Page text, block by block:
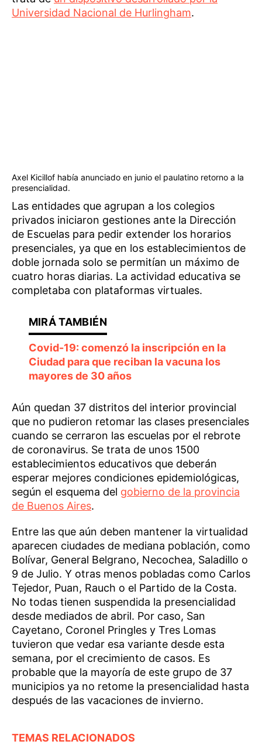
Universidad Nacional de Hurlingham.
Axel Kicillof había anunciado en junio el paulatino retorno a la
presencialidad.
Las entidades que agrupan a los colegios
privados iniciaron gestiones ante la Dirección
de Escuelas para pedir extender los horarios
presenciales, ya que en los establecimientos de
doble jornada solo se permitían un máximo de
cuatro horas diarias. La actividad educativa se
completaba con plataformas virtuales.
Covid-19: comenzó la inscripción en la
Ciudad para que reciban la vacuna los
mayores de 30 años
Aún quedan 37 distritos del interior provincial
que no pudieron retomar las clases presenciales
cuando se cerraron las escuelas por el rebrote
de coronavirus. Se trata de unos 1500
establecimientos educativos que deberán
esperar mejores condiciones epidemiológicas,
según el esquema del gobierno de la provincia
de Buenos Aires. ​
Entre las que aún deben mantener la virtualidad
aparecen ciudades de mediana población, como
Bolívar, General Belgrano, Necochea, Saladillo o
9 de Julio. Y otras menos pobladas como Carlos
Tejedor, Puan, Rauch o el Partido de la Costa.
No todas tienen suspendida la presencialidad
desde mediados de abril. Por caso, San
Cayetano, Coronel Pringles y Tres Lomas
tuvieron que vedar esa variante desde esta
semana, por el crecimiento de casos. Es
probable que la mayoría de este grupo de 37
municipios ya no retome la presencialidad hasta
después de las vacaciones de invierno.​
TEMAS RELACIONADOS